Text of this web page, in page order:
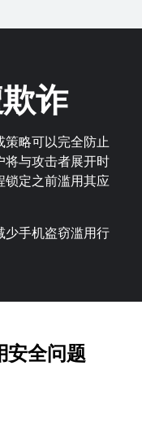
诈
策略可以完全防止
将与攻击者展开时
锁定之前滥用其应
少手机盗窃滥用行
安全问题